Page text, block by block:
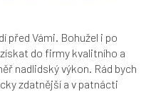
před Vámi. Bohužel i po
do firmy kvalitního a
nadlidský výkon. Rád bych
zdatnější a v patnácti